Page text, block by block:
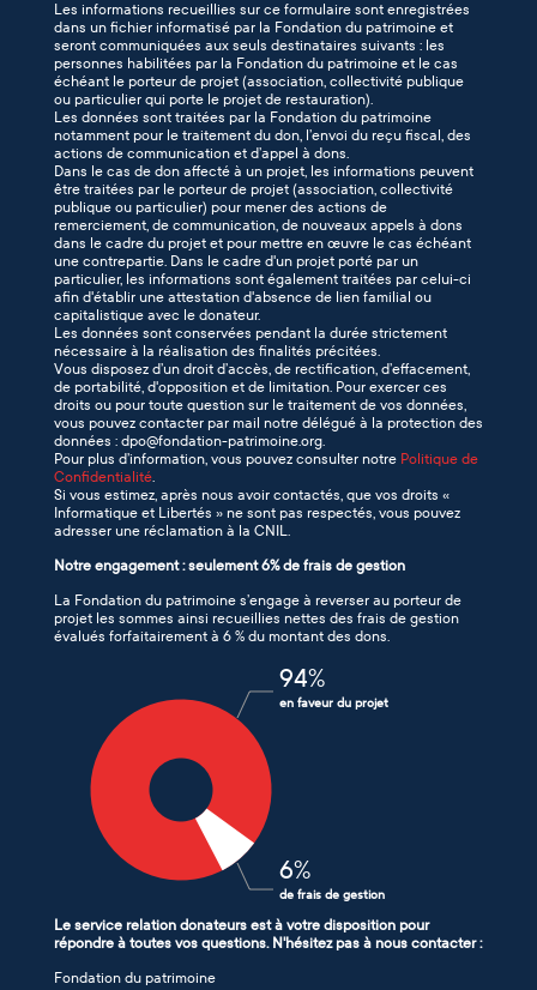
Les informations recueillies sur ce formulaire sont enregistrées
dans un fichier informatisé par la Fondation du patrimoine et
seront communiquées aux seuls destinataires suivants : les
personnes habilitées par la Fondation du patrimoine et le cas
échéant le porteur de projet (association, collectivité publique
ou particulier qui porte le projet de restauration).
Les données sont traitées par la Fondation du patrimoine
notamment pour le traitement du don, l’envoi du reçu fiscal, des
actions de communication et d’appel à dons.
Dans le cas de don affecté à un projet, les informations peuvent
être traitées par le porteur de projet (association, collectivité
publique ou particulier) pour mener des actions de
remerciement, de communication, de nouveaux appels à dons
dans le cadre du projet et pour mettre en œuvre le cas échéant
une contrepartie. Dans le cadre d'un projet porté par un
particulier, les informations sont également traitées par celui-ci
afin d'établir une attestation d'absence de lien familial ou
capitalistique avec le donateur.
Les données sont conservées pendant la durée strictement
nécessaire à la réalisation des finalités précitées.
Vous disposez d’un droit d’accès, de rectification, d’effacement,
de portabilité, d'opposition et de limitation. Pour exercer ces
droits ou pour toute question sur le traitement de vos données,
vous pouvez contacter par mail notre délégué à la protection des
données : dpo@fondation-patrimoine.org.
Pour plus d’information, vous pouvez consulter notre Politique de
Confidentialité.
Si vous estimez, après nous avoir contactés, que vos droits «
Informatique et Libertés » ne sont pas respectés, vous pouvez
adresser une réclamation à la CNIL.
Notre engagement : seulement 6% de frais de gestion
La Fondation du patrimoine s’engage à reverser au porteur de
projet les sommes ainsi recueillies nettes des frais de gestion
évalués forfaitairement à 6 % du montant des dons.
94%
en faveur du projet
6%
de frais de gestion
Le service relation donateurs est à votre disposition pour
répondre à toutes vos questions. N'hésitez pas à nous contacter :
Fondation du patrimoine